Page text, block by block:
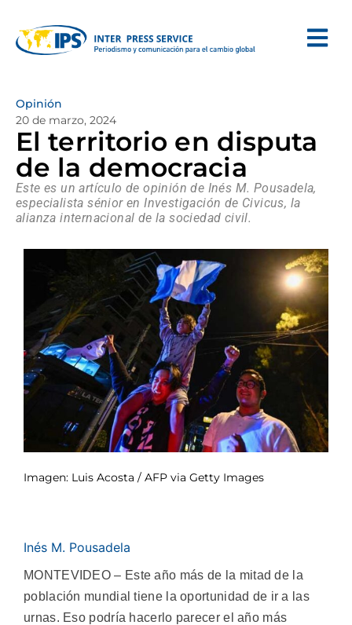
Opinión
20 de marzo, 2024
El territorio en disputa
de la democracia
Este es un artículo de opinión de Inés M. Pousadela,
especialista sénior en Investigación de Civicus, la
alianza internacional de la sociedad civil.
Imagen: Luis Acosta / AFP via Getty Images
Inés M. Pousadela
MONTEVIDEO – Este año más de la mitad de la
población mundial tiene la oportunidad de ir a las
urnas. Eso podría hacerlo parecer el año más